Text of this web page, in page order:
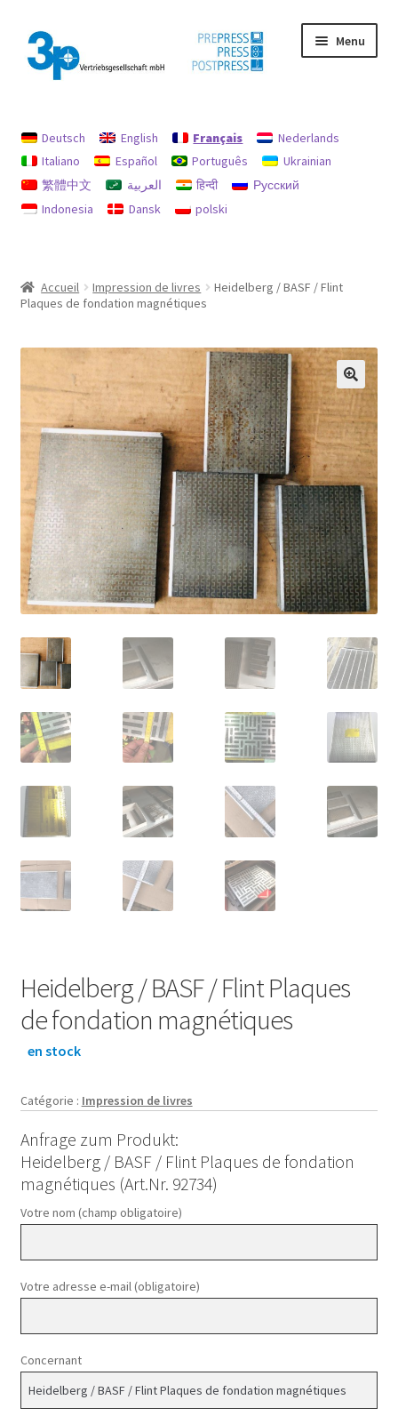
Aller
la
navigation
Aller
au
contenu
Menu
Chercher
imprimer
protection des données
Deutsch English Français
Nederlands
Italiano
Español Português
Ukrainian
繁體中文
العربية हिन्दी
Русский
Indonesia
Dansk polski
Accueil Impression de livres
Heidelberg / BASF / Flint
Plaques de fondation magnétiques
Heidelberg / BASF / Flint Plaques
de fondation magnétiques
en stock
Catégorie : Impression de livres
Anfrage zum Produkt:
Heidelberg / BASF / Flint Plaques de fondation
magnétiques (Art.Nr. 92734)
Votre nom (champ obligatoire)
Votre adresse e-mail (obligatoire)
Concernant